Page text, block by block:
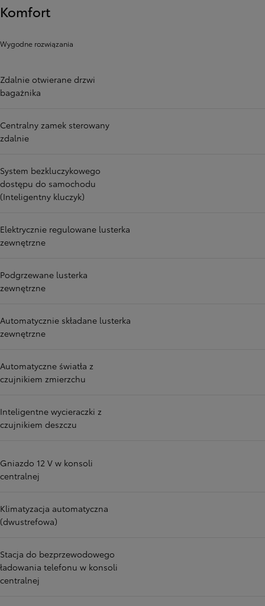
Komfort
Wygodne rozwiązania
Zdalnie otwierane drzwi
bagażnika
Centralny zamek sterowany
zdalnie
System bezkluczykowego
dostępu do samochodu
(Inteligentny kluczyk)
Elektrycznie regulowane lusterka
zewnętrzne
Podgrzewane lusterka
zewnętrzne
Automatycznie składane lusterka
zewnętrzne
Automatyczne światła z
czujnikiem zmierzchu
Inteligentne wycieraczki z
czujnikiem deszczu
Gniazdo 12 V w konsoli
centralnej
Klimatyzacja automatyczna
(dwustrefowa)
Stacja do bezprzewodowego
ładowania telefonu w konsoli
centralnej